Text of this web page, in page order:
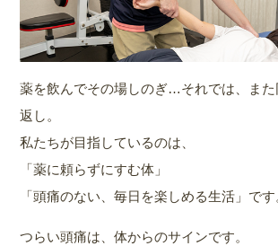
薬を飲んでその場しのぎ…それでは、また
返し。
私たちが目指しているのは、
「薬に頼らずにすむ体」
「頭痛のない、毎日を楽しめる生活」です
つらい頭痛は、体からのサインです。